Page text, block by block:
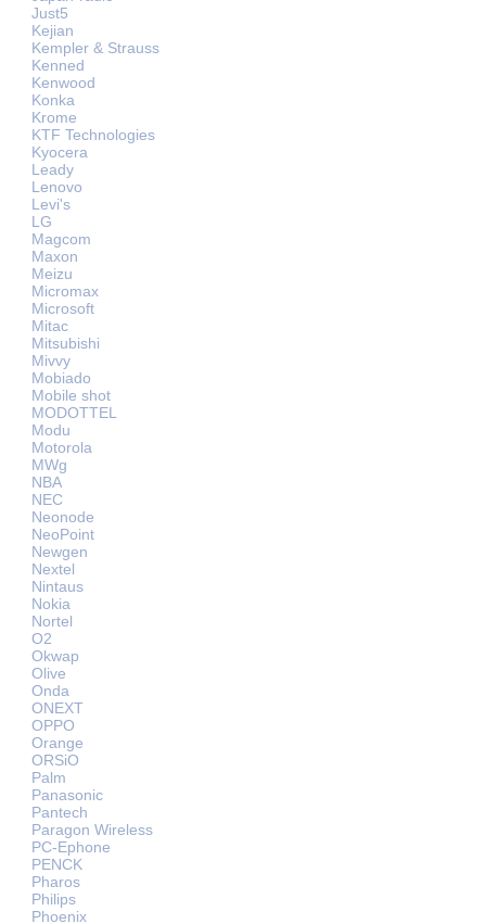
Just5
Kejian
Kempler & Strauss
Kenned
Kenwood
Konka
Krome
KTF Technologies
Kyocera
Leady
Lenovo
Levi's
LG
Magcom
Maxon
Meizu
Micromax
Microsoft
Mitac
Mitsubishi
Mivvy
Mobiado
Mobile shot
MODOTTEL
Modu
Motorola
MWg
NBA
NEC
Neonode
NeoPoint
Newgen
Nextel
Nintaus
Nokia
Nortel
O2
Okwap
Olive
Onda
ONEXT
OPPO
Orange
ORSiO
Palm
Panasonic
Pantech
Paragon Wireless
PC-Ephone
PENCK
Pharos
Philips
Phoenix